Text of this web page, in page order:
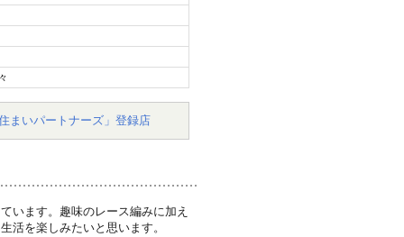
まいパートナーズ」登録店
います。趣味のレース編みに加え
活を楽しみたいと思います。